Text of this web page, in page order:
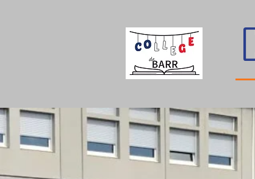
Tous les articles